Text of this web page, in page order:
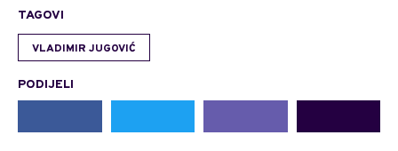
TAGOVI
VLADIMIR JUGOVIĆ
PODIJELI